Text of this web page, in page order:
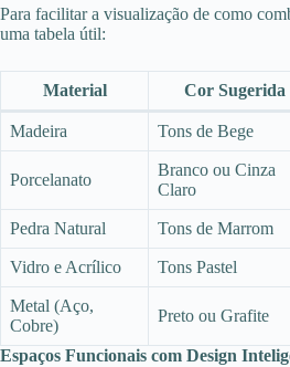
Para facilitar a visualização de como
uma tabela útil:
Material Cor Sugerida
Madeira Tons de Bege
Porcelanato
Branco ou Cinza
Claro
Pedra Natural Tons de Marrom
Vidro e Acrílico Tons Pastel
Metal (Aço,
Cobre)
Preto ou Grafite
Espaços Funcionais com Design